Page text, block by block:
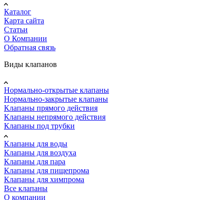
Каталог
Карта сайта
Статьи
О Компании
Обратная связь
Виды клапанов
Нормально-открытые клапаны
Нормально-закрытые клапаны
Клапаны прямого действия
Клапаны непрямого действия
Клапаны под трубки
Клапаны для воды
Клапаны для воздуха
Клапаны для пара
Клапаны для пищепрома
Клапаны для химпрома
Все клапаны
О компании